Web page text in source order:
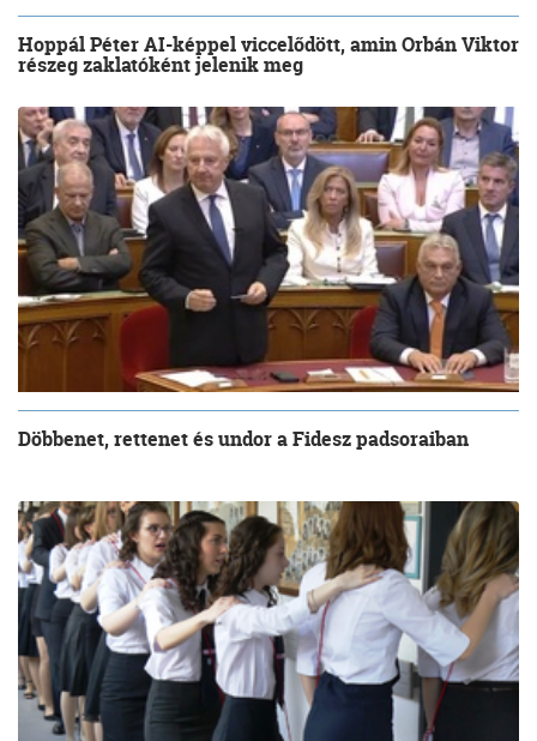
Hoppál Péter AI-képpel viccelődött, amin Orbán Viktor
részeg zaklatóként jelenik meg
Döbbenet, rettenet és undor a Fidesz padsoraiban